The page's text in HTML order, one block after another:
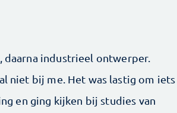
industrieel ontwerper.
niet bij me. Het was lastig om iets
en ging kijken bij studies van